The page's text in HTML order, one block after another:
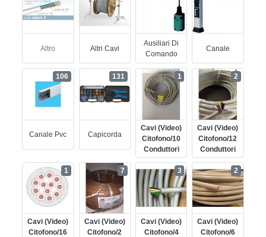
Altro Altri Cavi
Ausiliari Di
Comando
Canale
Canale Pvc
106
Capicorda
131
Cavi (video)
Citofono/10
Conduttori
1
Cavi (video)
Citofono/12
Conduttori
2
Cavi (video)
Citofono/16
1
Cavi (video)
Citofono/2
7
Cavi (video)
Citofono/4
3
Cavi (video)
Citofono/6
2